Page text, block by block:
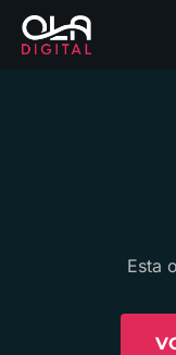
Esta